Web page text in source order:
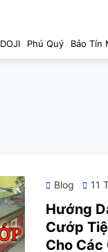
DOJI Phú Quý Bảo Tín
Blog 11
Hướng
Cướp
Cho Các